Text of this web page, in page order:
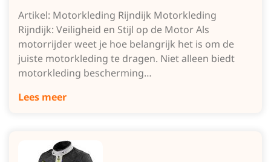
Artikel: Motorkleding Rijndijk Motorkleding
Rijndijk: Veiligheid en Stijl op de Motor Als
motorrijder weet je hoe belangrijk het is om de
juiste motorkleding te dragen. Niet alleen biedt
motorkleding bescherming…
Lees meer